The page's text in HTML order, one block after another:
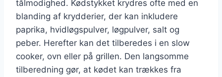
tålmodighed. Kødstykket krydres ofte med en
blanding af krydderier, der kan inkludere
paprika, hvidløgspulver, løgpulver, salt og
peber. Herefter kan det tilberedes i en slow
cooker, ovn eller på grillen. Den langsomme
tilberedning gør, at kødet kan trækkes fra